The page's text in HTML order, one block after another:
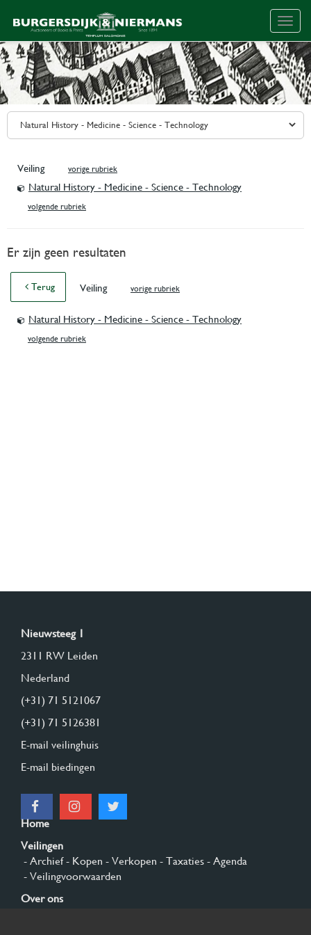
Veiling vorige rubriek
Natural History - Medicine - Science - Technology
volgende rubriek
Er zijn geen resultaten
Terug Veiling vorige rubriek
Natural History - Medicine - Science - Technology
volgende rubriek
Nieuwsteeg 1
2311 RW Leiden
Nederland
(+31) 71 5121067
(+31) 71 5126381
E-mail veilinghuis
E-mail biedingen
Home
Veilingen
- Archief- Kopen - Verkopen - Taxaties - Agenda
- Veilingvoorwaarden
Over ons